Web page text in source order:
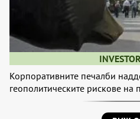
Корпоративните печалби
геополитическите рискове на